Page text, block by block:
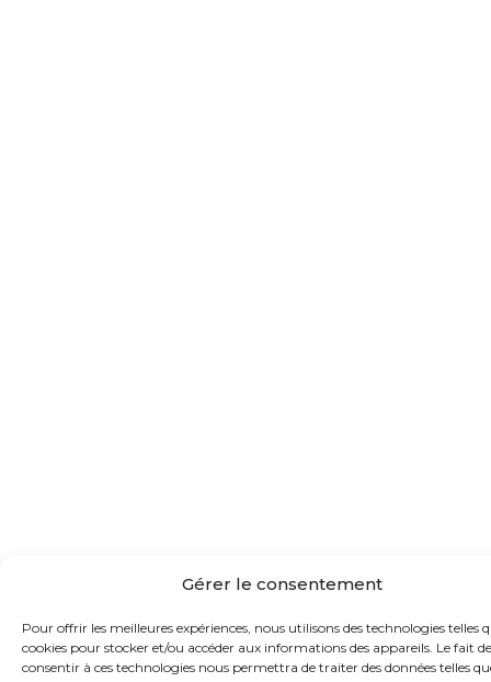
Gérer le consentement
Pour offrir les meilleures expériences, nous utilisons des technologies telles
cookies pour stocker et/ou accéder aux informations des appareils. Le fait de
consentir à ces technologies nous permettra de traiter des données telles